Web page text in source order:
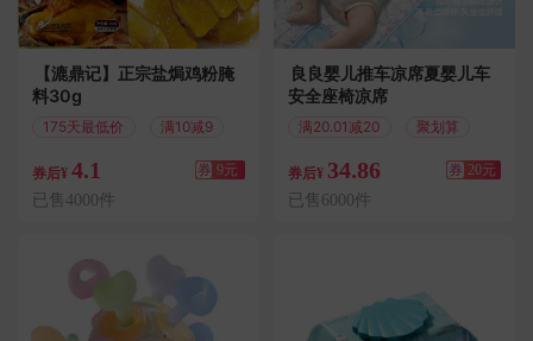
【漉鼎记】正宗盐焗鸡粉腌
料30g
175天最低价 满10减9
券后¥ 4.1 券 9元
已售4000件
良良婴儿推车凉席夏婴儿车
安全座椅凉席
满20.01减20 聚划算
券后¥ 34.86 券 20元
已售6000件